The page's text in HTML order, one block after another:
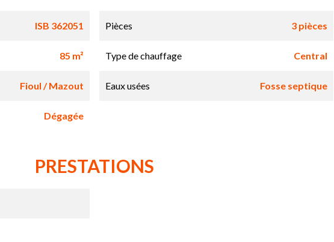
ISB 362051 Pièces 3 pièces
85 m² Type de chauffage Central
Fioul / Mazout Eaux usées Fosse septique
Dégagée
PRESTATIONS